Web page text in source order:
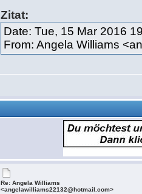
Zitat:
Date: Tue, 15 Mar 2016
From: Angela Williams
Re: Angela Williams
<angelawilliams22132@hotmail.com>